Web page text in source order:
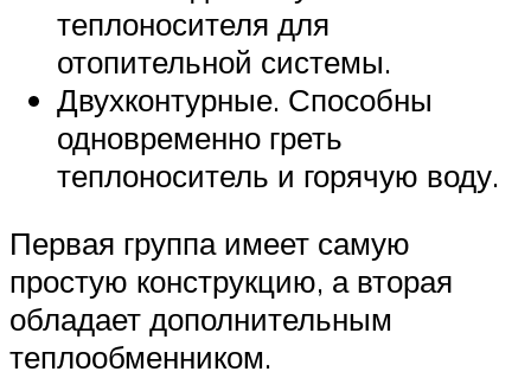
теплоносителя для
отопительной системы.
Двухконтурные. Способны
одновременно греть
теплоноситель и горячую воду.
Первая группа имеет самую
простую конструкцию, а вторая
обладает дополнительным
теплообменником.